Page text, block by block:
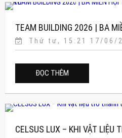
TEAM BUILDING 2026 | BA
HÀNH TRÌNH RỰC RỠ
Thứ tư, 15:21 17/06/
ĐỌC THÊM
CELSUS LUX – KHI VẬT LIỆU